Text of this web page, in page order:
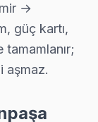
→
güç kartı,
aşmaz.